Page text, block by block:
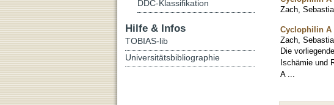
Zach,
Cyclophilin A
Zach,
Die
Ischämie und
A ...
DDC-Klassifikation
Hilfe & Infos
TOBIAS-lib
Universitätsbibliographie